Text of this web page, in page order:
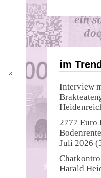
im Trend
Interview
2777 Euro
Bodenrente
Juli 2026
Harald